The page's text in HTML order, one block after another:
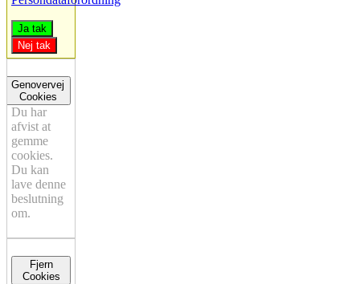
Ja tak
Nej tak
Genovervej
Cookies
Du har
afvist at
gemme
cookies.
Du kan
lave denne
beslutning
om.
Fjern
Cookies